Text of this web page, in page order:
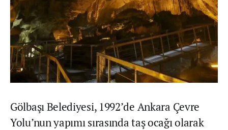
Gölbaşı Belediyesi, 1992’de Ankara Çevre
Yolu’nun yapımı sırasında taş ocağı olarak